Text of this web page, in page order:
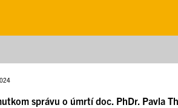
správu o úmrtí doc. PhDr. Pavla